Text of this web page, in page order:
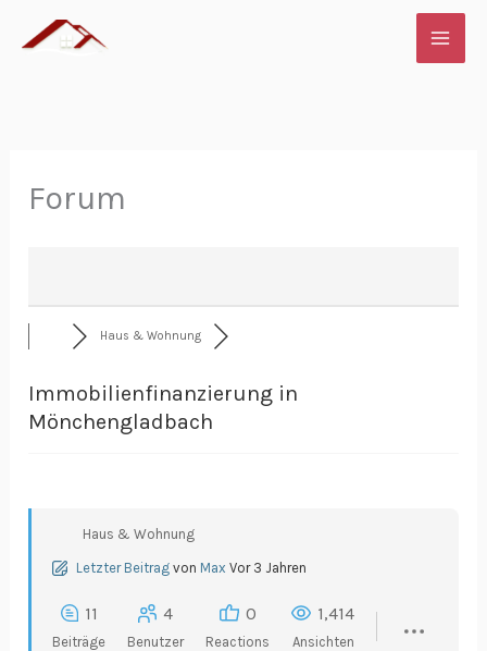
Inhalt
Forum
Haus & Wohnung
Immobilienfinanzierung in
Mönchengladbach
Haus & Wohnung
Letzter Beitrag von Max Vor 3 Jahren
11
Beiträge
4
Benutzer
0
Reactions
1,414
Ansichten